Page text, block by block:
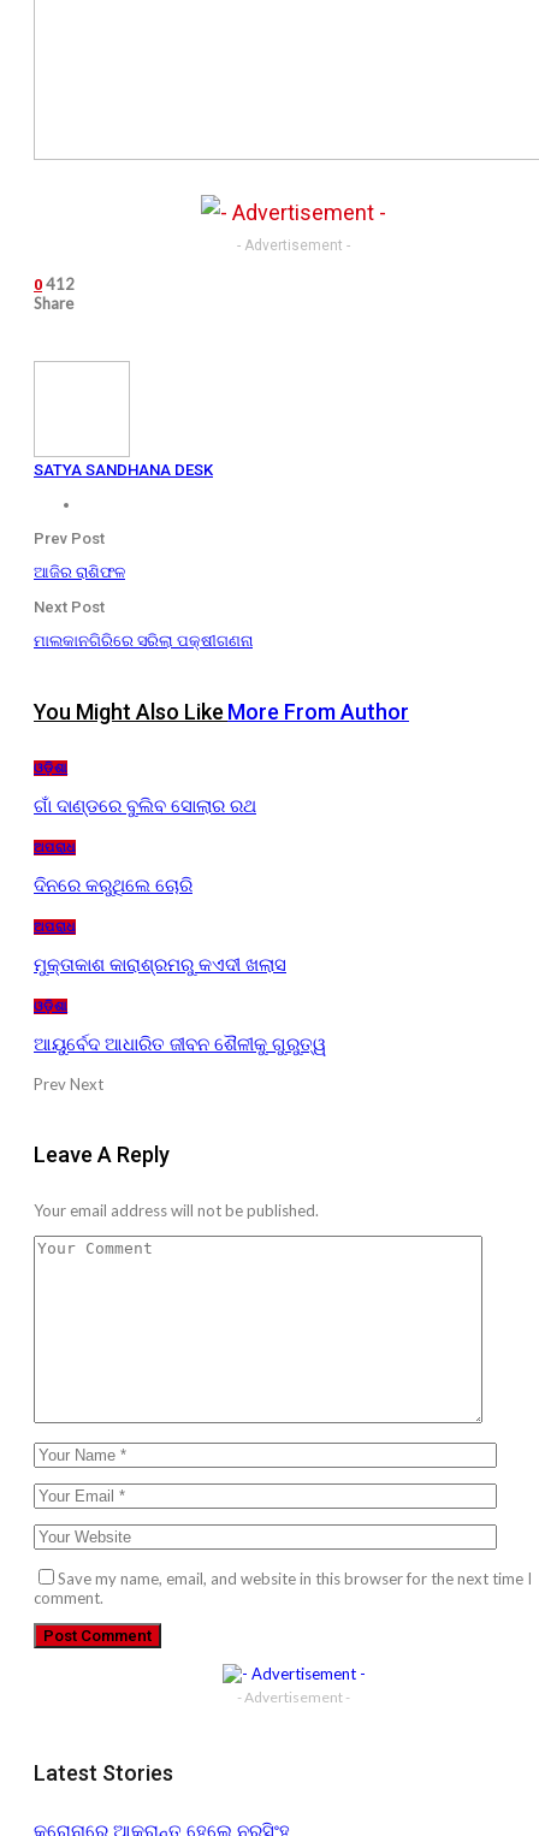
- Advertisement -
0 412
Share
SATYA SANDHANA DESK
Prev Post
ଆଜିର ରାଶିଫଳ
Next Post
ମାଲକାନଗିରିରେ ସରିଲା ପକ୍ଷୀଗଣନା
You Might Also Like More From Author
ଓଡ଼ିଶା
ଗାଁ ଦାଣ୍ଡରେ ବୁଲିବ ସୋଲାର ରଥ
ଅପରାଧ
ଦିନରେ କରୁଥିଲେ ଚୋରି
ଅପରାଧ
ମୁକ୍ତାକାଶ କାରାଶ୍ରମରୁ କଏଦୀ ଖଲାସ
ଓଡ଼ିଶା
ଆୟୁର୍ବେଦ ଆଧାରିତ ଜୀବନ ଶୈଳୀକୁ ଗୁରୁତ୍ୱ
PrevNext
Leave A Reply
Your email address will not be published.
Save my name, email, and website in this browser for the next time I
comment.
- Advertisement -
Latest Stories
କରୋନାରେ ଆକ୍ରାନ୍ତ ହେଲେ ନରସିଂହ